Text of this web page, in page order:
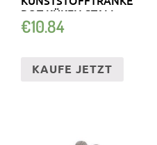
ROT KÜKEN STALL
BODEN
€10.84
KAUFE JETZT